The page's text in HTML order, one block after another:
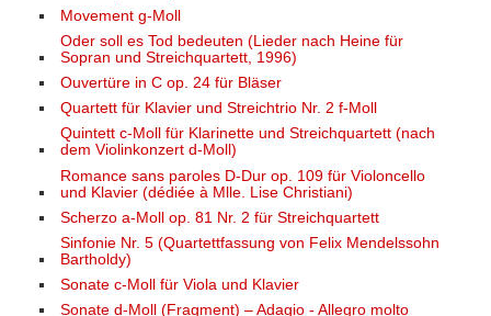
Movement g-Moll
Oder soll es Tod bedeuten (Lieder nach Heine für
Sopran und Streichquartett, 1996)
Ouvertüre in C op. 24 für Bläser
Quartett für Klavier und Streichtrio Nr. 2 f-Moll
Quintett c-Moll für Klarinette und Streichquartett (nach
dem Violinkonzert d-Moll)
Romance sans paroles D-Dur op. 109 für Violoncello
und Klavier (dédiée à Mlle. Lise Christiani)
Scherzo a-Moll op. 81 Nr. 2 für Streichquartett
Sinfonie Nr. 5 (Quartettfassung von Felix Mendelssohn
Bartholdy)
Sonate c-Moll für Viola und Klavier
Sonate d-Moll (Fragment) – Adagio - Allegro molto